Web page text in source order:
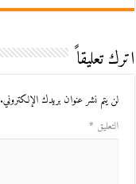
اترك تعليقاً
لن يتم نشر عنوان بريدك الإلكتروني.
التعليق *